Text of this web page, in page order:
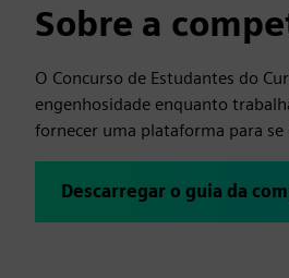
Sobre a
O Concurso de Estudantes do
engenhosidade enquanto
fornecer uma plataforma para
Descarregar o guia da